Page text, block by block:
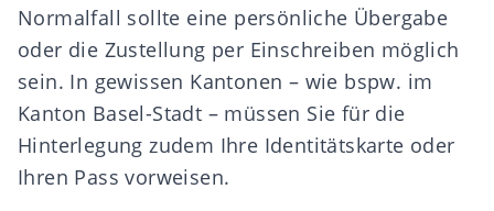
Normalfall sollte eine persönliche Übergabe
oder die Zustellung per Einschreiben möglich
sein. In gewissen Kantonen – wie bspw. im
Kanton Basel-Stadt – müssen Sie für die
Hinterlegung zudem Ihre Identitätskarte oder
Ihren Pass vorweisen.